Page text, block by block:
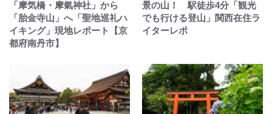
「摩気橋・摩氣神社」から
「胎金寺山」へ「聖地巡礼ハ
イキング」現地レポート【京
都府南丹市】
景の山！ 駅徒歩4分「観光
でも行ける登山」関西在住ラ
イターレポ